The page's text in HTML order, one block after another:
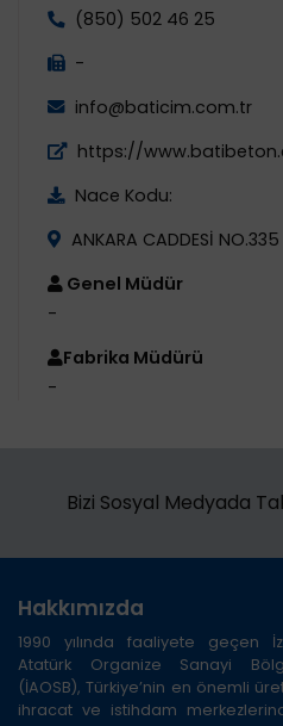
(850) 502 46 25
-
info@baticim.com.tr
https://
Nace Kodu:
ANKARA CADDESİ NO.335
Genel Müdür
-
Fabrika Müdürü
-
Bizi Sosyal Medyada
Hakkımızda
1990 yılında faaliyete geçen
Atatürk Organize Sanayi
(İAOSB), Türkiye’nin en önemli
ihracat ve istihdam